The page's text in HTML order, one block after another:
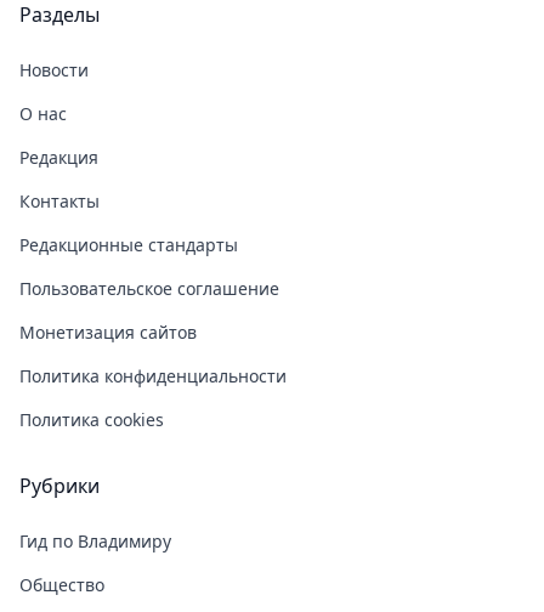
Разделы
Новости
О нас
Редакция
Контакты
Редакционные стандарты
Пользовательское соглашение
Монетизация сайтов
Политика конфиденциальности
Политика cookies
Рубрики
Гид по Владимиру
Общество